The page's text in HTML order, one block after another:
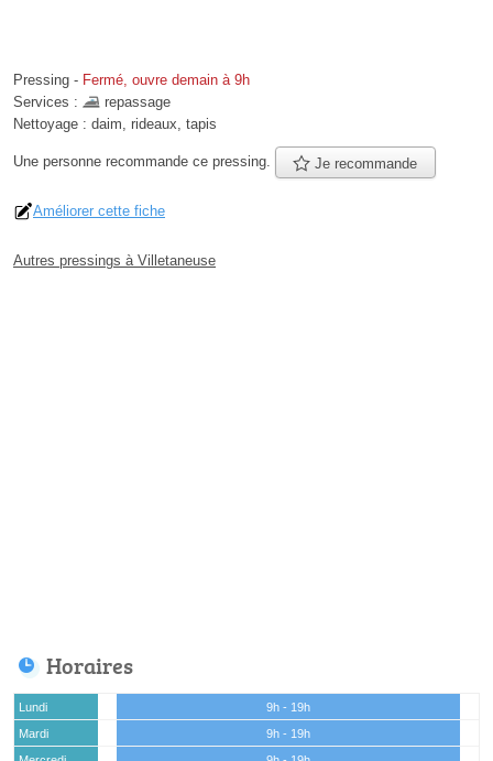
Pressing - Fermé, ouvre demain à 9h
Services :
repassage
Nettoyage : daim, rideaux, tapis
Une personne recommande ce pressing. Je recommande
Améliorer cette fiche
Autres pressings à Villetaneuse
Horaires
Lundi
9h - 19h
Mardi
9h - 19h